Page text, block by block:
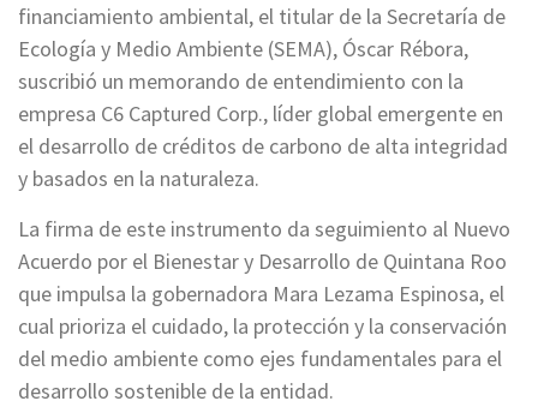
financiamiento ambiental, el titular de la Secretaría de
Ecología y Medio Ambiente (SEMA), Óscar Rébora,
suscribió un memorando de entendimiento con la
empresa C6 Captured Corp., líder global emergente en
el desarrollo de créditos de carbono de alta integridad
y basados en la naturaleza.
La firma de este instrumento da seguimiento al Nuevo
Acuerdo por el Bienestar y Desarrollo de Quintana Roo
que impulsa la gobernadora Mara Lezama Espinosa, el
cual prioriza el cuidado, la protección y la conservación
del medio ambiente como ejes fundamentales para el
desarrollo sostenible de la entidad.